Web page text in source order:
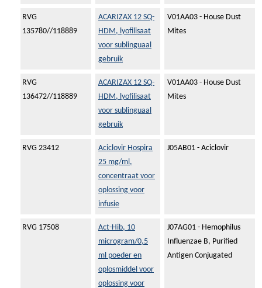
RVG
135780//118889
ACARIZAX 12 SQ-
HDM, lyofilisaat
voor sublinguaal
gebruik
V01AA03 - House Dust
Mites
RVG
136472//118889
ACARIZAX 12 SQ-
HDM, lyofilisaat
voor sublinguaal
gebruik
V01AA03 - House Dust
Mites
RVG 23412
Aciclovir Hospira
25 mg/ml,
concentraat voor
oplossing voor
infusie
J05AB01 - Aciclovir
RVG 17508
Act-Hib, 10
microgram/0,5
ml poeder en
oplosmiddel voor
oplossing voor
J07AG01 - Hemophilus
Influenzae B, Purified
Antigen Conjugated